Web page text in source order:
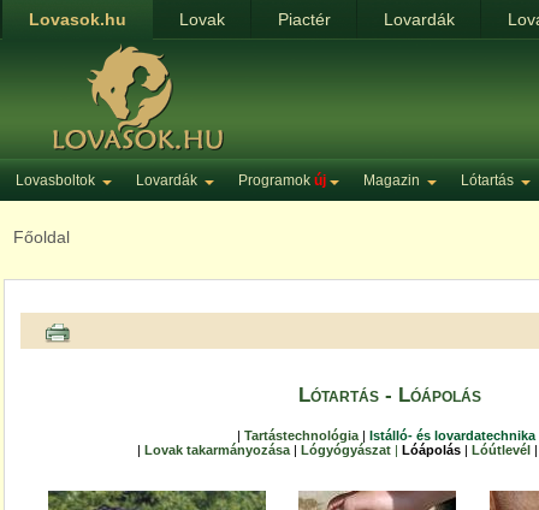
Lovasok.hu Lovak Piactér Lovardák
Lovasboltok Lovardák Programok új Magazin Lótartás
Főoldal
Lótartás - Lóápolás
| Tartástechnológia | Istálló- és lovardatechnika
| Lovak takarmányozása | Lógyógyászat | Lóápolás | Lóútlevél |